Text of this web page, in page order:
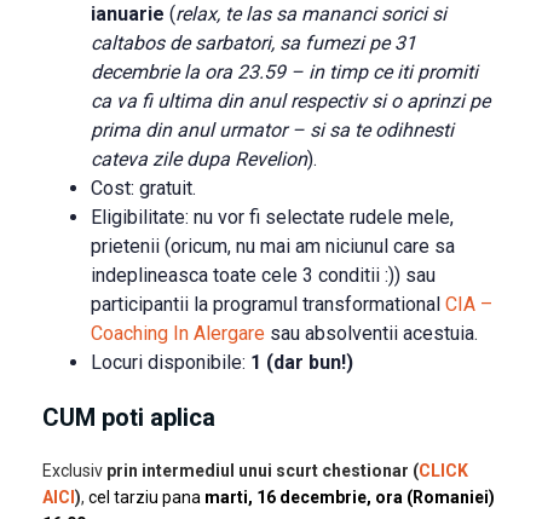
ianuarie (relax, te las sa mananci sorici si
caltabos de sarbatori, sa fumezi pe 31
decembrie la ora 23.59 – in timp ce iti promiti
ca va fi ultima din anul respectiv si o aprinzi pe
prima din anul urmator – si sa te odihnesti
cateva zile dupa Revelion).
Cost: gratuit.
Eligibilitate: nu vor fi selectate rudele mele,
prietenii (oricum, nu mai am niciunul care sa
indeplineasca toate cele 3 conditii :)) sau
participantii la programul transformational CIA –
Coaching In Alergare sau absolventii acestuia.
Locuri disponibile: 1 (dar bun!)
CUM poti aplica
Exclusiv prin intermediul unui scurt chestionar (CLICK
AICI ), cel tarziu pana marti, 16 decembrie, ora (Romaniei)